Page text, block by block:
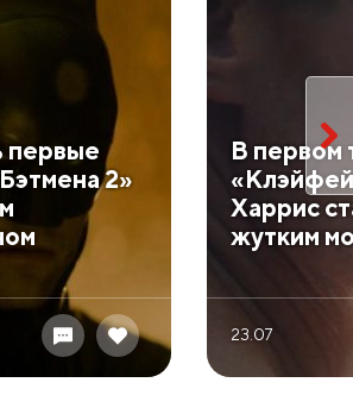
первые
2»
В первом
Харрис
жутким
23.07